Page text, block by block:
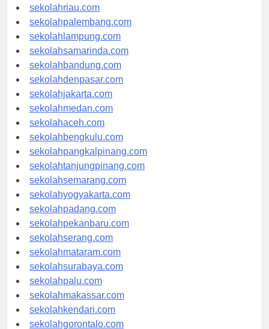
sekolahjambi.com
sekolahriau.com
sekolahpalembang.com
sekolahlampung.com
sekolahsamarinda.com
sekolahbandung.com
sekolahdenpasar.com
sekolahjakarta.com
sekolahmedan.com
sekolahaceh.com
sekolahbengkulu.com
sekolahpangkalpinang.com
sekolahtanjungpinang.com
sekolahsemarang.com
sekolahyogyakarta.com
sekolahpadang.com
sekolahpekanbaru.com
sekolahserang.com
sekolahmataram.com
sekolahsurabaya.com
sekolahpalu.com
sekolahmakassar.com
sekolahkendari.com